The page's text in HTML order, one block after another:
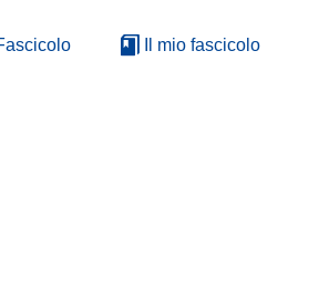
Il mio fascicolo